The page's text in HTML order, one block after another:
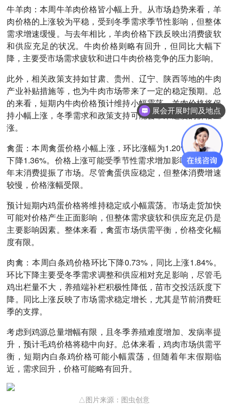
牛羊肉：本周牛羊肉价格皆小幅上升。从市场趋势来看，羊
肉价格的上涨较为平稳，受到冬季需求季节性影响，但整体
需求增速缓慢。与去年相比，羊肉价格下跌反映出消费疲软
和供应充足的状况。牛肉价格则略有回升，但同比大幅下
降，主要受市场需求疲软和进口牛肉价格竞争的压力影响。
此外，相关政策支持如甘肃、贵州、辽宁、陕西等地的牛肉
产业补贴措施等，也为牛肉市场带来了一定的稳定预期。总
的来看，短期内牛肉价格预计维持小幅震荡，羊肉价格将保
持小幅上涨，冬季需求和政策支持可能会带来适度的价格上
涨。
禽蛋：本周禽蛋价格小幅上涨，环比涨幅为1.20%，但同比
下降1.36%。价格上涨可能受季节性需求增加影响，冬季和
年末消费提振了市场。尽管禽蛋供应稳定，但整体消费增速
较慢，价格涨幅受限。
预计短期内鸡蛋价格将维持稳定或小幅震荡。市场走货加快
可能对价格产生正面影响，但整体需求疲软和供应充足仍是
主要影响因素。整体来看，禽蛋市场供需平衡，价格变化幅
度有限。
肉禽：本周白条鸡价格环比下降0.73%，同比上涨1.84%。
环比下降主要受冬季需求调整和供应相对充足影响，尽管毛
鸡出栏量不大，养殖端补栏积极性降低，苗市交投活跃度下
降。同比上涨反映了市场需求稳定增长，尤其是节前消费旺
季的支撑。
考虑到鸡源总量增幅有限，且冬季养殖难度增加、发病率提
升，预计毛鸡价格将稳中向好。总体来看，鸡肉市场供需平
衡，短期内白条鸡价格可能小幅震荡，但随着年末假期临
近，需求回升，价格可能略有回升。
△图片来源：图虫创意
展会开展时间及地点